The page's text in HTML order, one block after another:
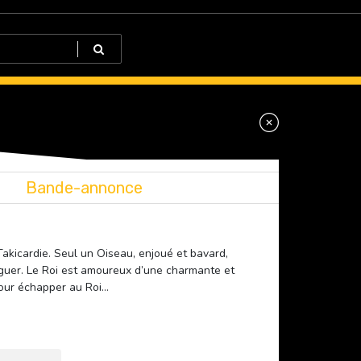
Bande-annonce
Seul un Oiseau, enjoué et bavard,
Le Roi est amoureux d’une charmante et
échapper au Roi…